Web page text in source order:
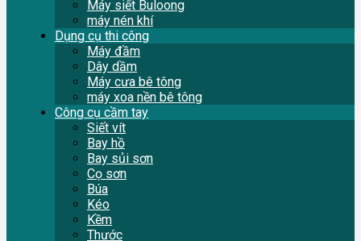
Máy siết Buloong
máy nén khí
Dụng cụ thi công
Máy đầm
Dây dầm
Máy cưa bê tông
máy xoa nền bê tông
Công cụ cầm tay
Siết vít
Bay hồ
Bay sủi sơn
Cọ sơn
Búa
Kéo
Kềm
Thước